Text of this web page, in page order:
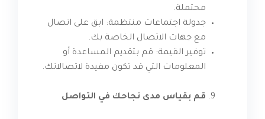
محتملة.
جدولة اجتماعات منتظمة: ابق على اتصال
مع جهات الاتصال الخاصة بك.
توفير القيمة: قم بتقديم المساعدة أو
المعلومات التي قد تكون مفيدة لاتصالاتك.
قم بقياس مدى نجاحك في التواصل